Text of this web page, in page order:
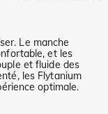
Le manche
et les
et fluide des
les Flytanium
optimale.